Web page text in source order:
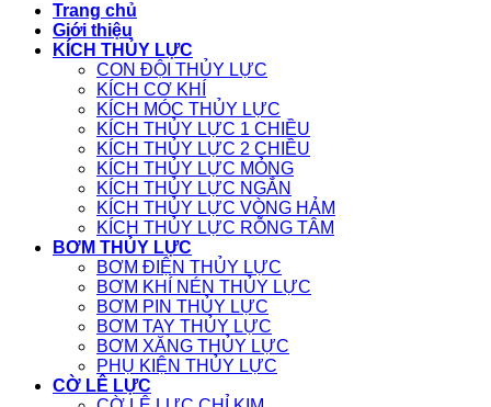
Trang chủ
Giới thiệu
KÍCH THỦY LỰC
CON ĐỘI THỦY LỰC
KÍCH CƠ KHÍ
KÍCH MÓC THỦY LỰC
KÍCH THỦY LỰC 1 CHIỀU
KÍCH THỦY LỰC 2 CHIỀU
KÍCH THỦY LỰC MỎNG
KÍCH THỦY LỰC NGẮN
KÍCH THỦY LỰC VÒNG HẢM
KÍCH THỦY LỰC RỖNG TÂM
BƠM THỦY LỰC
BƠM ĐIỆN THỦY LỰC
BƠM KHÍ NÉN THỦY LỰC
BƠM PIN THỦY LỰC
BƠM TAY THỦY LỰC
BƠM XĂNG THỦY LỰC
PHỤ KIỆN THỦY LỰC
CỜ LÊ LỰC